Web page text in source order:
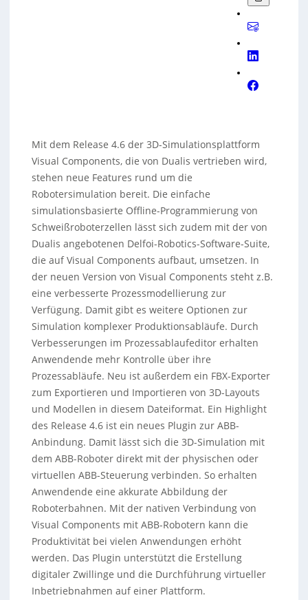
Mit dem Release 4.6 der 3D-Simulationsplattform
Visual Components, die von Dualis vertrieben wird,
stehen neue Features rund um die
Robotersimulation bereit. Die einfache
simulationsbasierte Offline-Programmierung von
Schweißroboterzellen lässt sich zudem mit der von
Dualis angebotenen Delfoi-Robotics-Software-Suite,
die auf Visual Components aufbaut, umsetzen. In
der neuen Version von Visual Components steht z.B.
eine verbesserte Prozessmodellierung zur
Verfügung. Damit gibt es weitere Optionen zur
Simulation komplexer Produktionsabläufe. Durch
Verbesserungen im Prozessablaufeditor erhalten
Anwendende mehr Kontrolle über ihre
Prozessabläufe. Neu ist außerdem ein FBX-Exporter
zum Exportieren und Importieren von 3D-Layouts
und Modellen in diesem Dateiformat. Ein Highlight
des Release 4.6 ist ein neues Plugin zur ABB-
Anbindung. Damit lässt sich die 3D-Simulation mit
dem ABB-Roboter direkt mit der physischen oder
virtuellen ABB-Steuerung verbinden. So erhalten
Anwendende eine akkurate Abbildung der
Roboterbahnen. Mit der nativen Verbindung von
Visual Components mit ABB-Robotern kann die
Produktivität bei vielen Anwendungen erhöht
werden. Das Plugin unterstützt die Erstellung
digitaler Zwillinge und die Durchführung virtueller
Inbetriebnahmen auf einer Plattform.